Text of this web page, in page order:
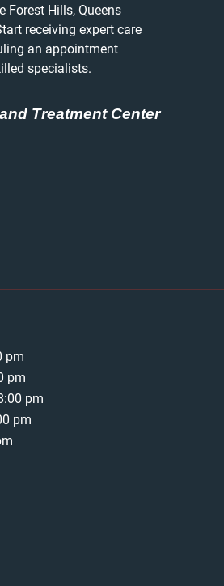
Forest Hills, Queens
receiving expert care
an appointment
specialists.
Treatment Center
pm
pm
pm
pm